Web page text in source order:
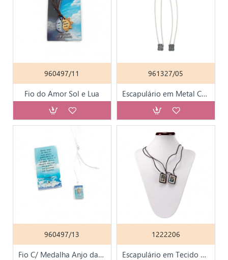
960497/11
Fio do Amor Sol e Lua
961327/05
Escapulário em Metal C/ Caixa
960497/13
Fio C/ Medalha Anjo da Guarda e Oração Rosa/Azul
1222206
Escapulário em Tecido Pequeno 2.5x3.0cm